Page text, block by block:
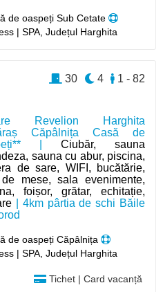
de oaspeți Sub Cetate
| SPA, Județul Harghita
Revelion Harghita
Căpâlnița Casă de
|Ciubăr, sauna
sauna cu abur, piscina,
de sare, WIFI, bucătărie,
mese, sala evenimente,
foișor, grătar, echitație,
| 4km pârtia de schi Băile
de oaspeți Căpâlnița
| SPA, Județul Harghita
Tichet | Card vacanță
1 - 82
4
30